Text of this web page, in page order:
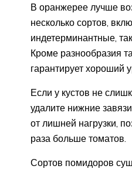
В оранжерее лучше
несколько сортов,
индетерминантные,
Кроме разнообразия
гарантирует хороший
Если у кустов не
удалите нижние
от лишней нагрузки,
раза больше томатов.
Сортов помидоров